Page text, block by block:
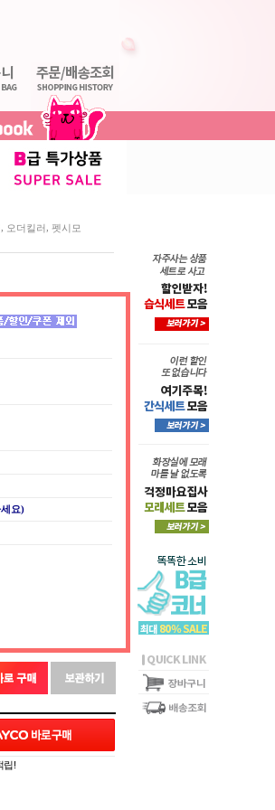
오더킬러 펫시모
요)
립!